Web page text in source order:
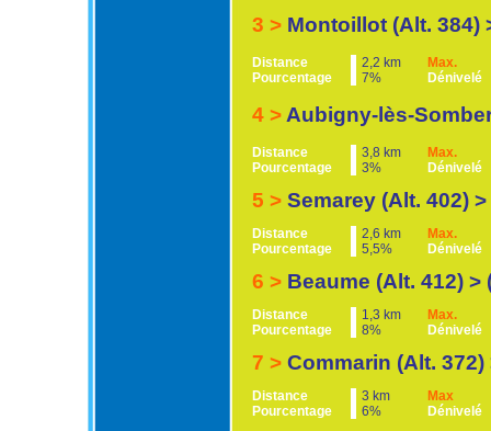
3 > Montoillot (Alt. 384)
Distance 2,2 km
Max.
Pourcentage
7% Dénivelé
4 > Aubigny-lès-
Distance 3,8 km
Max.
Pourcentage
3% Dénivelé
5 > Semarey (Alt. 402)
Distance 2,6 km
Max.
Pourcentage
5,5% Dénivelé
6 > Beaume (Alt. 412) >
Distance 1,3 km
Max.
Pourcentage
8% Dénivelé
7 > Commarin (Alt.
Distance 3 km
Max
Pourcentage
6% Dénivelé